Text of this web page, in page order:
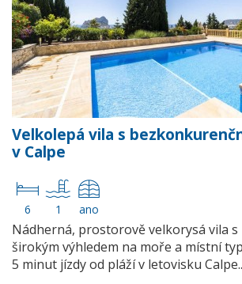
Velkolepá vila s
v Calpe
6 1 ano
Nádherná, prostorově velkorysá vila
širokým výhledem na moře a místní
5 minut jízdy od pláží v letovisku